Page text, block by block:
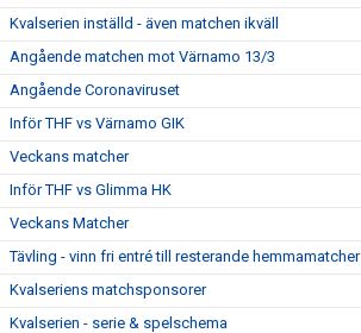
Kvalserien inställd - även matchen ikväll
Angående matchen mot Värnamo 13/3
Angående Coronaviruset
Inför THF vs Värnamo GIK
Veckans matcher
Inför THF vs Glimma HK
Veckans Matcher
Tävling - vinn fri entré till resterande hemmamatcher
Kvalseriens matchsponsorer
Kvalserien - serie & spelschema